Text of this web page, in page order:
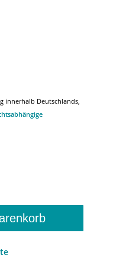
innerhalb Deutschlands,